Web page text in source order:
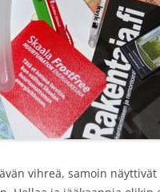
vihreä, samoin